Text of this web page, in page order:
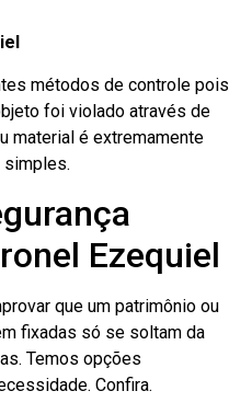
métodos de controle pois
foi violado através de
material é extremamente
simples.
Ezequiel
que um patrimônio ou
fixadas só se soltam da
Temos opções
Confira.